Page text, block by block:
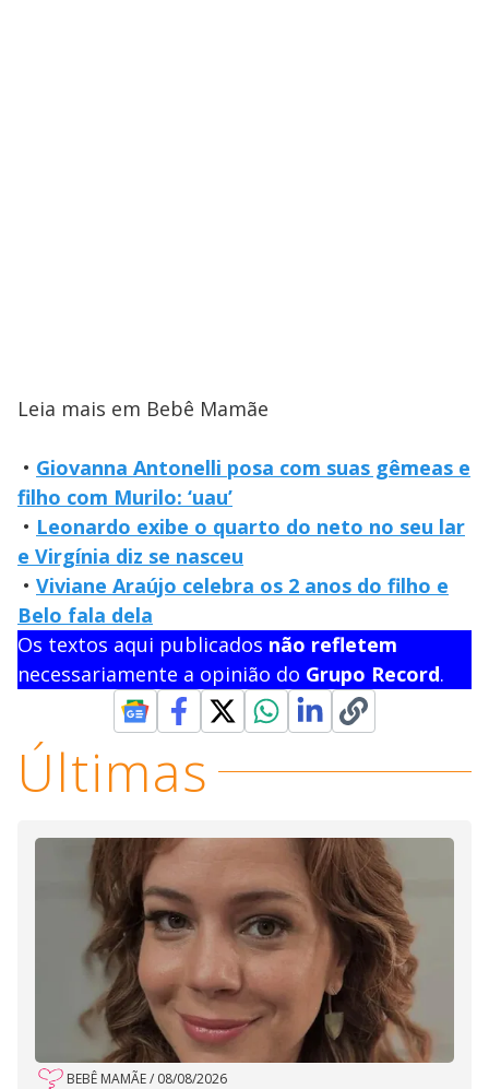
Leia mais em Bebê Mamãe
• Giovanna Antonelli posa com suas gêmeas e
filho com Murilo: ‘uau’
• Leonardo exibe o quarto do neto no seu lar
e Virgínia diz se nasceu
• Viviane Araújo celebra os 2 anos do filho e
Belo fala dela
Os textos aqui publicados não refletem
necessariamente a opinião do Grupo Record.
Últimas
BEBÊ MAMÃE/ 08/08/2026